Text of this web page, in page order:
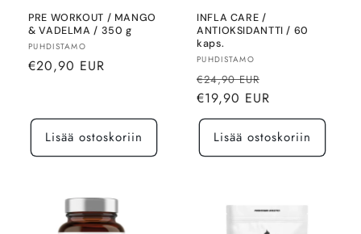
PRE WORKOUT / MANGO
& VADELMA / 350 g
Myyjä:
PUHDISTAMO
Normaalihinta
€20,90 EUR
Lisää ostoskoriin
INFLA CARE /
ANTIOKSIDANTTI / 60
kaps.
Myyjä:
PUHDISTAMO
Normaalihinta
€24,90 EUR
€19,90 EUR
Lisää ostoskoriin